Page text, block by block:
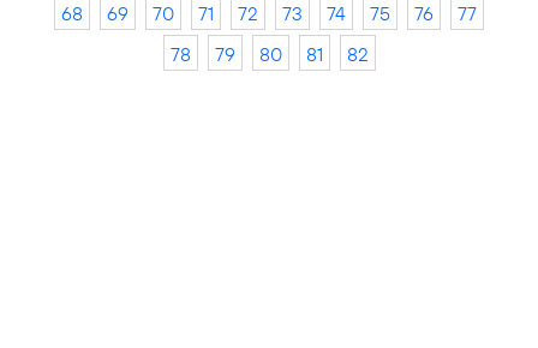
68
69 70 71 72 73 74 75 76
77
78
79 80 81 82